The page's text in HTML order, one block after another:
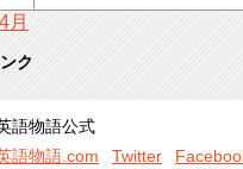
月
ク
語物語公式
語物語.com
Twitter